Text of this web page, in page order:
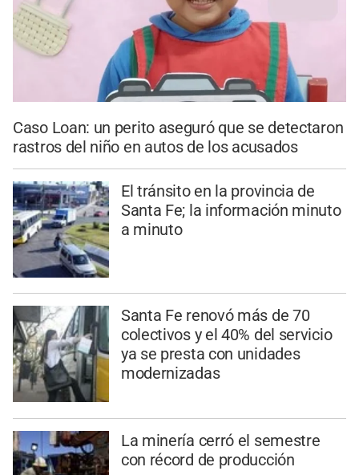
Caso Loan: un perito aseguró que se detectaron
rastros del niño en autos de los acusados
El tránsito en la provincia de
Santa Fe; la información minuto
a minuto
Santa Fe renovó más de 70
colectivos y el 40% del servicio
ya se presta con unidades
modernizadas
La minería cerró el semestre
con récord de producción